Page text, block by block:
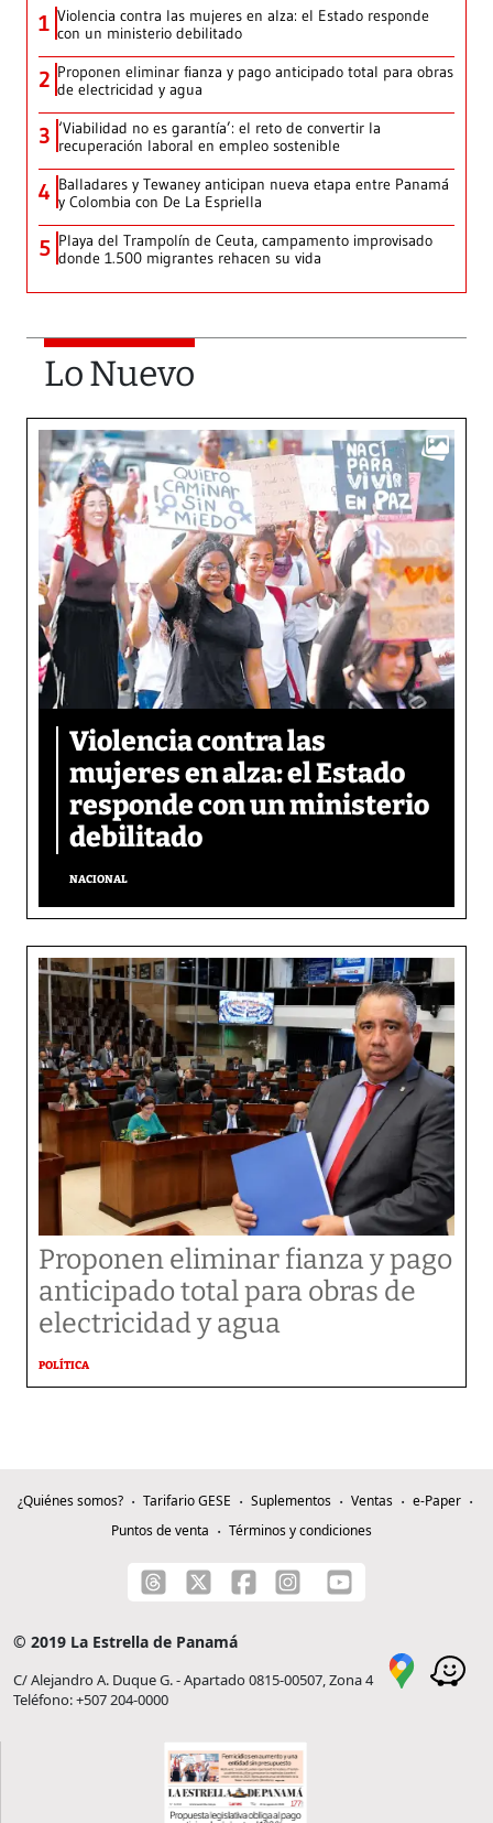
1 Violencia contra las mujeres en alza: el Estado responde
con un ministerio debilitado
2 Proponen eliminar fianza y pago anticipado total para obras
de electricidad y agua
3 ‘Viabilidad no es garantía’: el reto de convertir la
recuperación laboral en empleo sostenible
4 Balladares y Tewaney anticipan nueva etapa entre Panamá
y Colombia con De La Espriella
5 Playa del Trampolín de Ceuta, campamento improvisado
donde 1.500 migrantes rehacen su vida
Lo Nuevo
Violencia contra las
mujeres en alza: el Estado
responde con un ministerio
debilitado
NACIONAL
Proponen eliminar fianza y pago
anticipado total para obras de
electricidad y agua
POLÍTICA
¿Quiénes somos? Tarifario GESE Suplementos Ventas
e-Paper
Puntos de venta
Términos y condiciones
© 2019 La Estrella de Panamá
C/ Alejandro A. Duque G. - Apartado 0815-00507, Zona 4
Teléfono: +507 204-0000